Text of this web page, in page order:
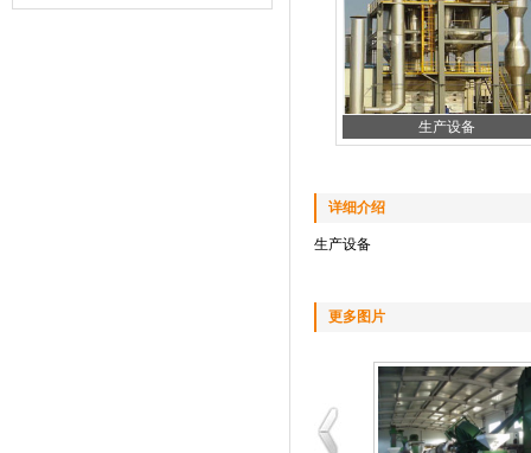
生产设备
详细介绍
生产设备
更多图片